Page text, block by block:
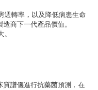
造商下一代產品價值。
。
院智抗菌平台，上線累積服